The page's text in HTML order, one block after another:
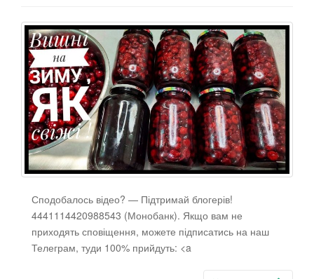
Сподобалось відео? — Підтримай блогерів!
4441114420988543 (Монобанк). Якщо вам не
приходять сповіщення, можете підписатись на наш
Телеграм, туди 100% прийдуть: <a